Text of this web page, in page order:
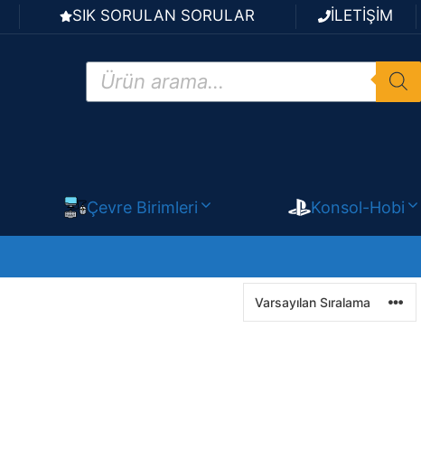
SIK SORULAN SORULAR İLETİŞİM
Products
search
Çevre Birimleri Konsol-Hobi